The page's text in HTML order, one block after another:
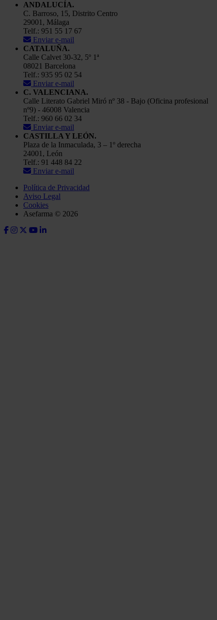
ANDALUCÍA.
C. Barroso, 15, Distrito Centro
29001, Málaga
Telf.: 951 55 17 67
Enviar e-mail
CATALUÑA.
Calle Calvet 30-32, 5º 1ª
08021 Barcelona
Telf.: 935 95 02 54
Enviar e-mail
C. VALENCIANA.
Calle Literato Gabriel Miró nº 38 - Bajo (Oficina profesional
nº9) - 46008 Valencia
Telf.: 960 66 02 34
Enviar e-mail
CASTILLA Y LEÓN.
Plaza de la Inmaculada, 3 – 1º derecha
24001, León
Telf.: 91 448 84 22
Enviar e-mail
Política de Privacidad
Aviso Legal
Cookies
Asefarma © 2026